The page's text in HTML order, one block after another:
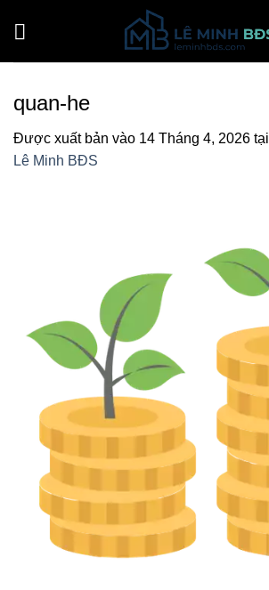
quan-he
Được xuất bản vào 14 Tháng 4, 2026 tại
Lê Minh BĐS